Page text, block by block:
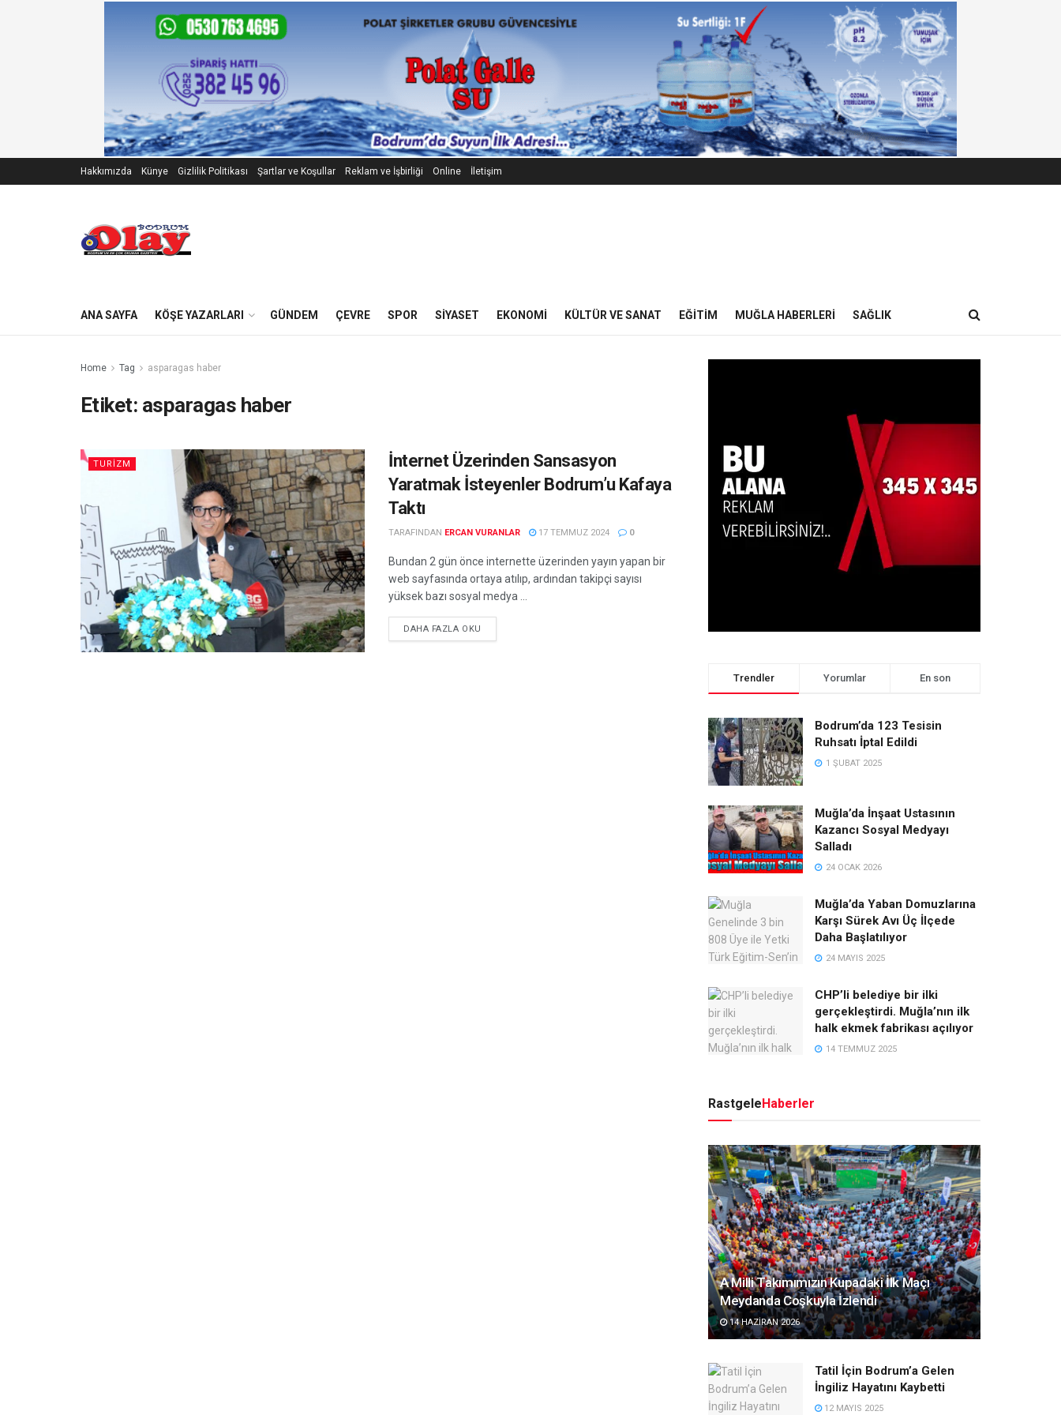
Hakkımızda Künye Gizlilik Politikası Şartlar ve Koşullar Reklam ve İşbirliği Online İletişim
ANA SAYFA KÖŞE YAZARLARI GÜNDEM ÇEVRE SPOR SIYASET EKONOMI KÜLTÜR VE SANAT EĞITIM MUĞLA HABERLERI SAĞLIK
Home Tag asparagas haber
Etiket: asparagas haber
TURIZM
İnternet Üzerinden Sansasyon
Yaratmak İsteyenler Bodrum’u Kafaya
Taktı
TARAFINDAN ERCAN VURANLAR 17 TEMMUZ 2024 0
Bundan 2 gün önce internette üzerinden yayın yapan bir
web sayfasında ortaya atılıp, ardından takipçi sayısı
yüksek bazı sosyal medya ...
DAHA FAZLA OKU
Trendler Yorumlar En son
Bodrum’da 123 Tesisin
Ruhsatı İptal Edildi
1 ŞUBAT 2025
Muğla’da İnşaat Ustasının
Kazancı Sosyal Medyayı
Salladı
24 OCAK 2026
Muğla’da Yaban Domuzlarına
Karşı Sürek Avı Üç İlçede
Daha Başlatılıyor
24 MAYIS 2025
CHP’li belediye bir ilki
gerçekleştirdi. Muğla’nın ilk
halk ekmek fabrikası açılıyor
14 TEMMUZ 2025
RastgeleHaberler
A Milli Takımımızın Kupadaki İlk Maçı
Meydanda Coşkuyla İzlendi
14 HAZIRAN 2026
Tatil İçin Bodrum’a Gelen
İngiliz Hayatını Kaybetti
12 MAYIS 2025